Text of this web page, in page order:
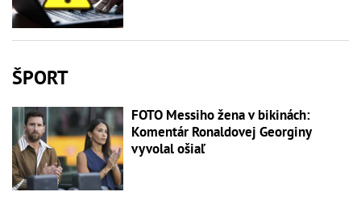
ŠPORT
FOTO Messiho žena v bikinách:
Komentár Ronaldovej Georginy
vyvolal ošiaľ